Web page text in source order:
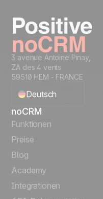
3 avenue Antoine Pinay,
ZA des 4 vents
59510 HEM - FRANCE
Deutsch
English
Español
Português
noCRM
Funktionen
Preise
Blog
Academy
Integrationen